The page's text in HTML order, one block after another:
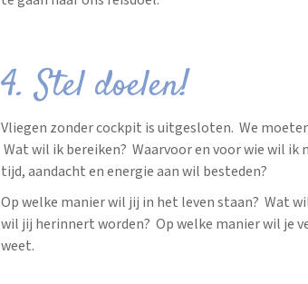
4. Stel doelen!
Vliegen zonder cockpit is uitgesloten. We
Wat wil ik bereiken? Waarvoor en voor wie wil
tijd, aandacht en energie aan wil besteden?
Op welke manier wil jij in het leven staan? Wat
wil jij herinnert worden? Op welke manier wil je
weet.